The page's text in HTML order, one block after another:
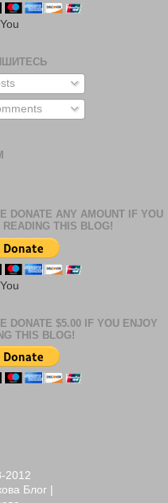
DONATE ANY AMOUNT IF YOU
READING THIS BLOG!
DONATE $5.00 IF YOU ENJOY
THIS BLOG!
2012
Блог |